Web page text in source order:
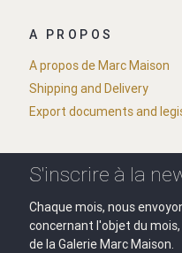
A PROPOS
A propos de Marc Maison
Shipping and Delivery
Export documents and
S'inscrire à la
Chaque mois, nous
concernant l'objet du
de la Galerie Marc Maison.